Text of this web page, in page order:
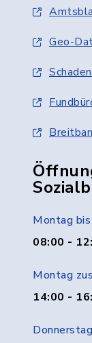
Geo-
Montag
08:00 -
Montag
14:00 -